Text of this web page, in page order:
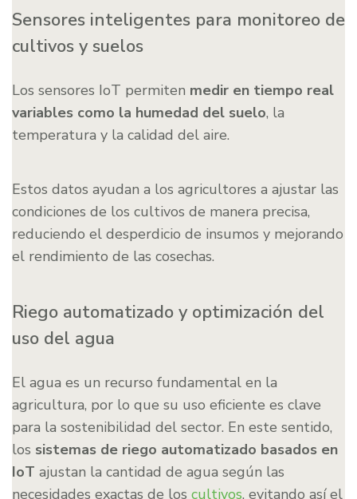
Sensores inteligentes para monitoreo de
cultivos y suelos
Los sensores IoT permiten medir en tiempo real
variables como la humedad del suelo, la
temperatura y la calidad del aire.
Estos datos ayudan a los agricultores a ajustar las
condiciones de los cultivos de manera precisa,
reduciendo el desperdicio de insumos y mejorando
el rendimiento de las cosechas.
Riego automatizado y optimización del
uso del agua
El agua es un recurso fundamental en la
agricultura, por lo que su uso eficiente es clave
para la sostenibilidad del sector. En este sentido,
los sistemas de riego automatizado basados en
IoT ajustan la cantidad de agua según las
necesidades exactas de los cultivos, evitando así el